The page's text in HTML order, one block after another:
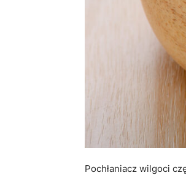
Pochłaniacz wilgoci